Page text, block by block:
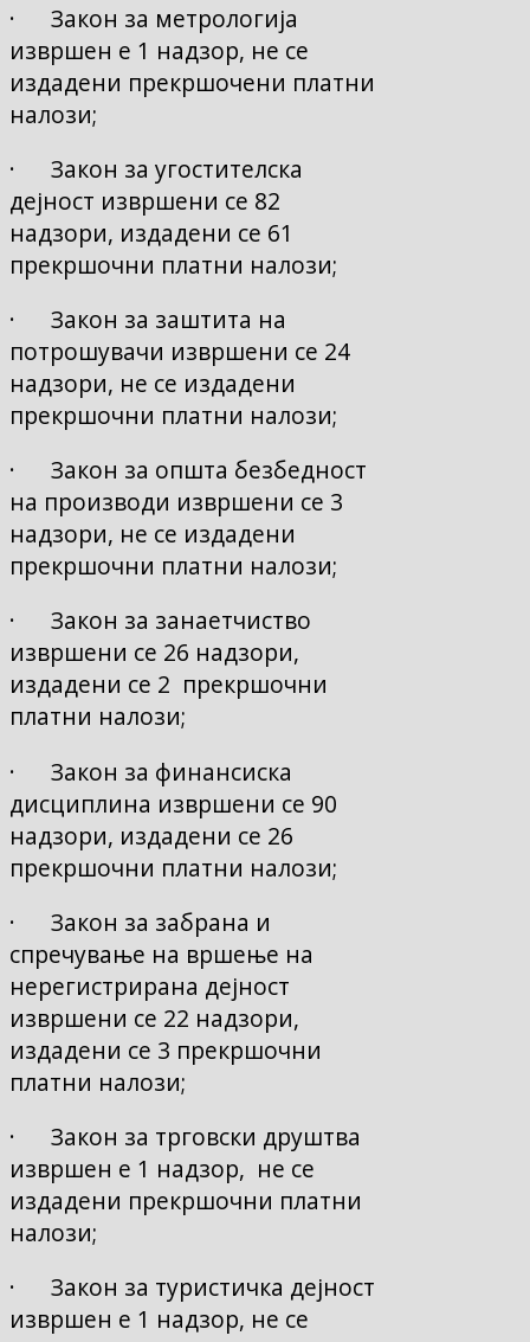
· Закон за метрологија
извршен е 1 надзор, не се
издадени прекршочени платни
налози;
· Закон за угостителска
дејност извршени се 82
надзори, издадени се 61
прекршочни платни налози;
· Закон за заштита на
потрошувачи извршени се 24
надзори, не се издадени
прекршочни платни налози;
· Закон за општа безбедност
на производи извршени се 3
надзори, не се издадени
прекршочни платни налози;
· Закон за занаетчиство
извршени се 26 надзори,
издадени се 2 прекршочни
платни налози;
· Закон за финансиска
дисциплина извршени се 90
надзори, издадени се 26
прекршочни платни налози;
· Закон за забрана и
спречување на вршење на
нерегистрирана дејност
извршени се 22 надзори,
издадени се 3 прекршочни
платни налози;
· Закон за трговски друштва
извршен е 1 надзор, не се
издадени прекршочни платни
налози;
· Закон за туристичка дејност
извршен е 1 надзор, не се